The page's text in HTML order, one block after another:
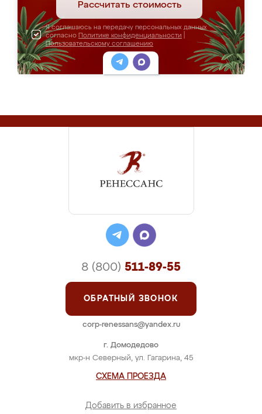
Рассчитать стоимость
Я соглашаюсь на передачу персональных данных
согласно Политике конфиденциальности
Пользовательскому соглашению
г. Домодедово
мкр-н Северный, ул. Гагарина, 45
СХЕМА ПРОЕЗДА
Добавить в избранное
8 (800) 511-89-55
ОБРАТНЫЙ ЗВОНОК
corp-renessans@yandex.ru